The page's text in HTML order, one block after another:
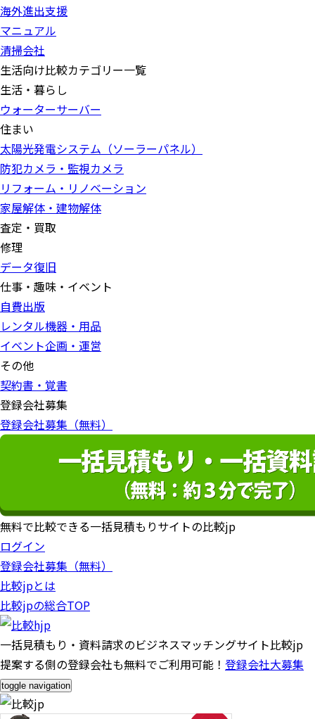
海外進出支援
マニュアル
清掃会社
生活向け比較カテゴリー一覧
生活・暮らし
ウォーターサーバー
住まい
太陽光発電システム（ソーラーパネル）
防犯カメラ・監視カメラ
リフォーム・リノベーション
家屋解体・建物解体
査定・買取
修理
データ復旧
仕事・趣味・イベント
自費出版
レンタル機器・用品
イベント企画・運営
その他
契約書・覚書
登録会社募集
登録会社募集（無料）
無料で比較できる一括見積もりサイトの比較jp
ログイン
登録会社募集（無料）
比較jpとは
比較jpの総合TOP
一括見積もり・資料請求のビジネスマッチングサイト比較jp
提案する側の登録会社も無料でご利用可能！ 登録会社大募集
toggle navigation